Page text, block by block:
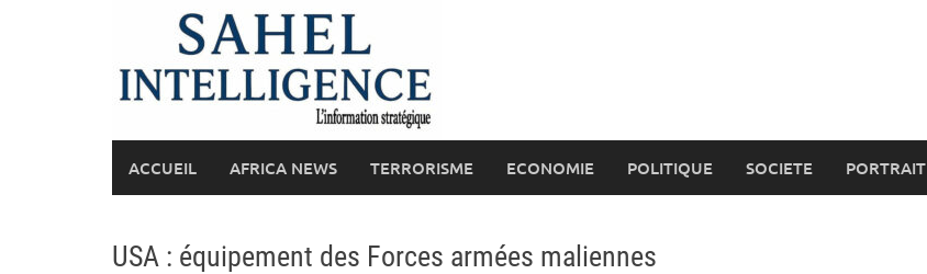
ACCUEIL AFRICA NEWS TERRORISME ECONOMIE POLITIQUE SOCIETE PORTRAIT
USA : équipement des Forces armées maliennes